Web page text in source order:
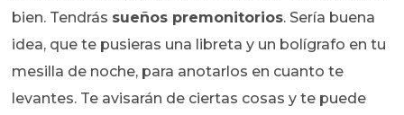
bien. Tendrás sueños premonitorios. Sería buena
idea, que te pusieras una libreta y un bolígrafo en tu
mesilla de noche, para anotarlos en cuanto te
levantes. Te avisarán de ciertas cosas y te puede